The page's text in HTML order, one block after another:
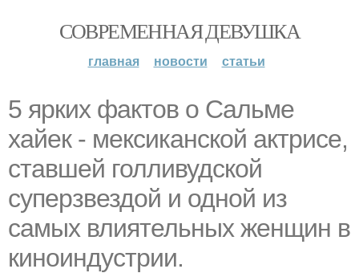
СОВРЕМЕННАЯ ДЕВУШКА
главная новости статьи
5 ярких фактов о Сальме
хайек - мексиканской актрисе,
ставшей голливудской
суперзвездой и одной из
самых влиятельных женщин в
киноиндустрии.